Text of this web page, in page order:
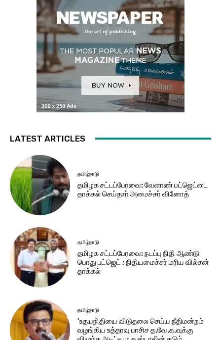
LATEST ARTICLES
தமிழ்நாடு
தமிழக சட்​டப்​பேர​வை: வேளாண் பட்​ஜெட்டை
தாக்கல் செய்தார் அமைச்சர் வினோத்
தமிழ்நாடு
தமிழக சட்டப்பேரவை: நடப்பு நிதி ஆண்​டு
பொது பட்ஜெட் ; நிதியமைச்சர் மரிய வில்சன்
தாக்​கல்
தமிழ்நாடு
‘உதயநிதியை விடுதலை செய்ய நீதிமன்றம்
வழங்கிய உத்தரவு பாசிச த.வே.க.வுக்கு